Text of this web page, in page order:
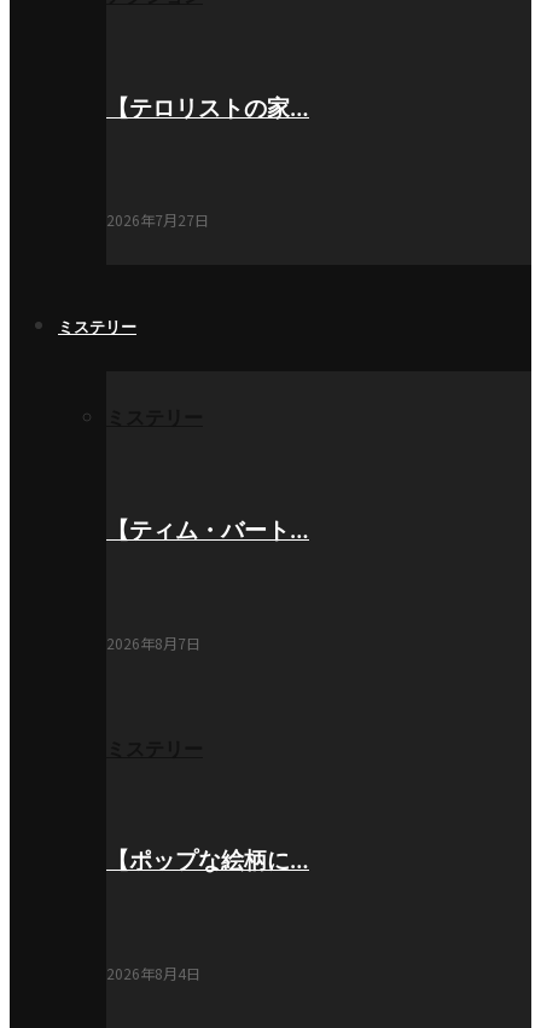
【テロリストの家…
2026年7月27日
ミステリー
【ティム・バート…
2026年8月7日
【ポップな絵柄に…
2026年8月4日